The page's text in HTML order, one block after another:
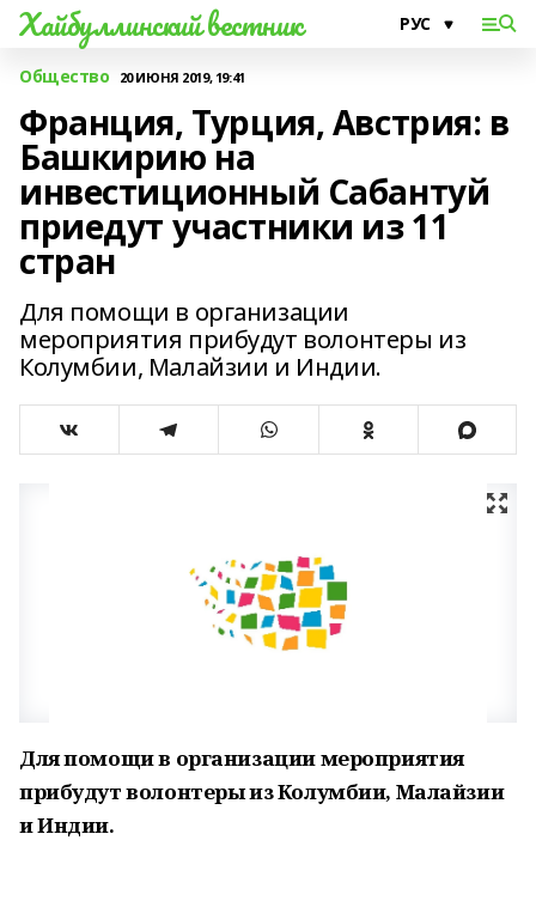
Хайбуллинский вестник
Общество 20 ИЮНЯ 2019, 19:41
Франция, Турция, Австрия: в
Башкирию на
инвестиционный Сабантуй
приедут участники из 11
стран
Для помощи в организации
мероприятия прибудут волонтеры из
Колумбии, Малайзии и Индии.
Для помощи в организации мероприятия
прибудут волонтеры из Колумбии, Малайзии
и Индии.